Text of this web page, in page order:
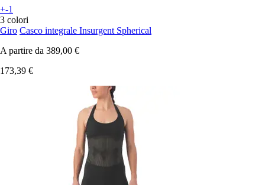
+-1
3 colori
Giro Casco integrale Insurgent Spherical
A partire da 389,00 €
173,39 €